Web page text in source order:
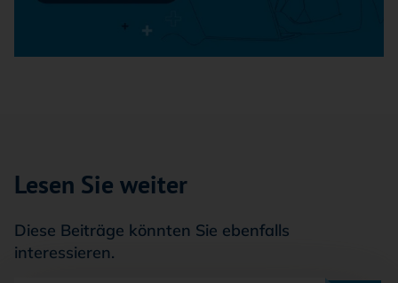
Lesen Sie weiter
Diese Beiträge könnten Sie ebenfalls
interessieren.